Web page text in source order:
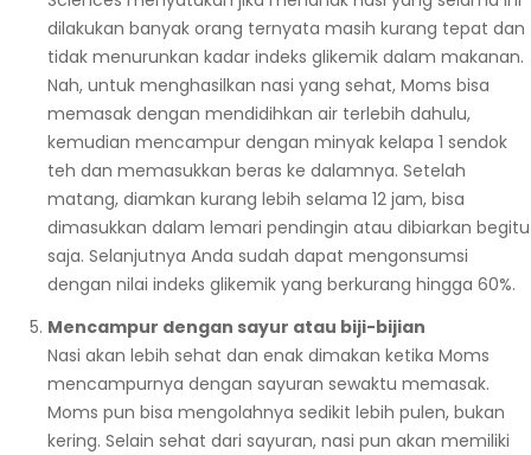
dilakukan banyak orang ternyata masih kurang tepat dan
tidak menurunkan kadar indeks glikemik dalam makanan.
Nah, untuk menghasilkan nasi yang sehat, Moms bisa
memasak dengan mendidihkan air terlebih dahulu,
kemudian mencampur dengan minyak kelapa 1 sendok
teh dan memasukkan beras ke dalamnya. Setelah
matang, diamkan kurang lebih selama 12 jam, bisa
dimasukkan dalam lemari pendingin atau dibiarkan begitu
saja. Selanjutnya Anda sudah dapat mengonsumsi
dengan nilai indeks glikemik yang berkurang hingga 60%.
Mencampur dengan sayur atau biji-bijian
Nasi akan lebih sehat dan enak dimakan ketika Moms
mencampurnya dengan sayuran sewaktu memasak.
Moms pun bisa mengolahnya sedikit lebih pulen, bukan
kering. Selain sehat dari sayuran, nasi pun akan memiliki